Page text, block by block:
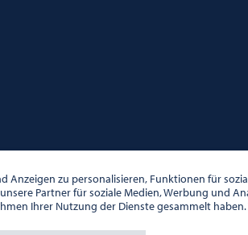
5, STIEGE 1, 2. STOCK, 1010 WIEN
Anzeigen zu personalisieren, Funktionen für
Partner für soziale Medien, Werbung und
Ihrer Nutzung der Dienste gesammelt